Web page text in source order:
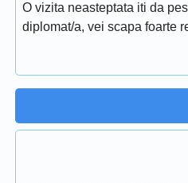
O vizita neasteptata iti da
diplomat/a, vei scapa foarte